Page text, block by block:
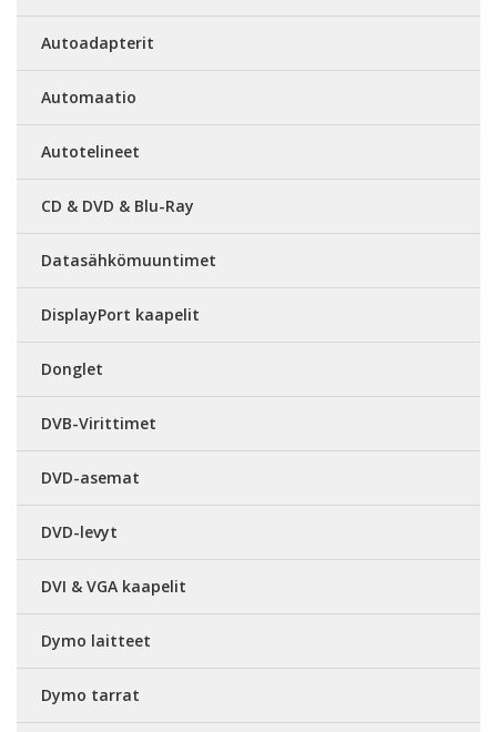
Autoadapterit
Automaatio
Autotelineet
CD & DVD & Blu-Ray
Datasähkömuuntimet
DisplayPort kaapelit
Donglet
DVB-Virittimet
DVD-asemat
DVD-levyt
DVI & VGA kaapelit
Dymo laitteet
Dymo tarrat